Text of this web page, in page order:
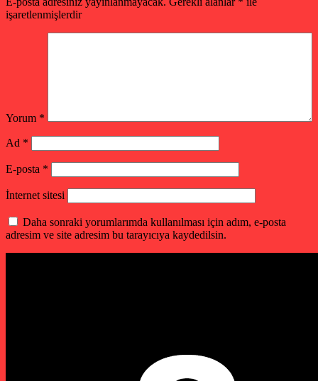
işaretlenmişlerdir
Yorum *
Ad *
E-posta *
İnternet sitesi
Daha sonraki yorumlarımda kullanılması için adım, e-posta
adresim ve site adresim bu tarayıcıya kaydedilsin.